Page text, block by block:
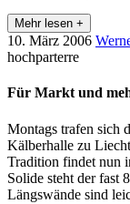
Mehr lesen +
10. März 2006
hochparterre
Für Markt und
Montags trafen sich
Kälberhalle zu
Tradition findet nun
Solide steht der fast
Längswände sind